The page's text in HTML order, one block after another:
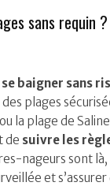
sans requin
baigner sans
des plages
la plage de
de suivre les
nageurs sont là,
et